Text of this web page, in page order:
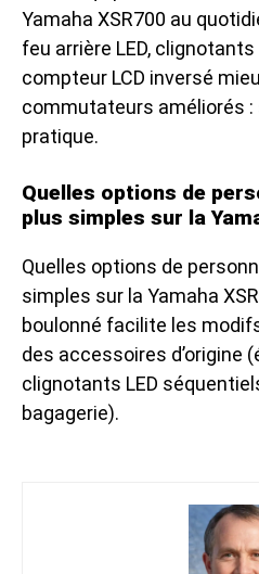
Yamaha XSR700 au
feu arrière LED,
compteur LCD inversé
commutateurs améliorés :
pratique.
Quelles options de
plus simples sur la
Quelles options de
simples sur la Yamaha
boulonné facilite les
des accessoires d’origine
clignotants LED
bagagerie).